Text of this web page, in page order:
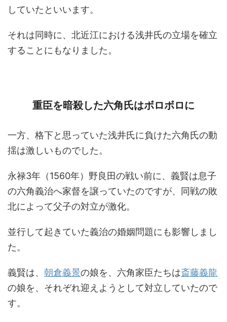
していたといいます。
それは同時に、北近江における浅井氏の立場を確立
することにもなりました。
重臣を暗殺した六角氏はボロボロに
一方、格下と思っていた浅井氏に負けた六角氏の動
揺は激しいものでした。
永禄3年（1560年）野良田の戦い前に、義賢は息子
の六角義治へ家督を譲っていたのですが、同戦の敗
北によって父子の対立が激化。
並行して起きていた義治の婚姻問題にも影響しまし
た。
義賢は、 朝倉義景の娘を、六角家臣たちは斎藤義龍
の娘を、それぞれ迎えようとして対立していたので
す。